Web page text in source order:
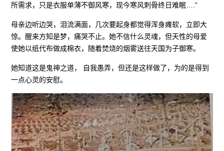
所需求，只是衣服单薄不御风寒，现今寒风刺骨终日难眠….”
母亲边听边哭，泪流满面，几次要起身都觉得浑身瘫软，立即大
惊。醒来方知是梦，痛哭不止。她不信什么灵魂，但天性的母爱
使她以纸代布做成棉衣，随着焚烧的烟雾送往天国为子御寒。
她知道这是鬼神之道， 自我愚弄，但还是这样做了，为的是得到
一点心灵的安慰。